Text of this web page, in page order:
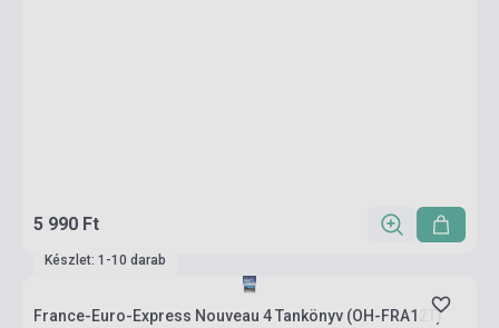
5 990 Ft
Készlet: 1-10 darab
France-Euro-Express Nouveau 4 Tankönyv (OH-FRA12T)